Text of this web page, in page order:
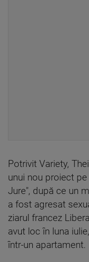
Potrivit Variety,
unui nou proiect
Jure", după ce un
a fost agresat
ziarul francez
avut loc în luna
într-un apartament.